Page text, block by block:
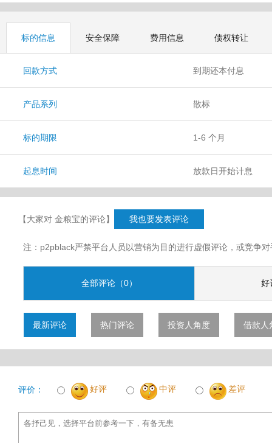
标的信息 安全保障 费用信息 债权转让
回款方式 到期还本付息
产品系列 散标
标的期限 1-6 个月
起息时间 放款日开始计息
【大家对 金粮宝的评论】 我也要发表评论
注：p2pblack严禁平台人员以营销为目的进行虚假评论，或竞争
全部评论（0） 好
最新评论 热门评论 投资人角度 借款人
评价： 好评 中评 差评